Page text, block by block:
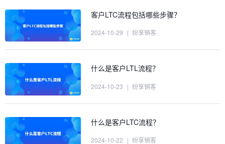
客户LTC流程包括哪些步骤？
2024-10-29 | 纷享销客
什么是客户LTL流程？
2024-10-23 | 纷享销客
什么是客户LTC流程？
2024-10-22 | 纷享销客